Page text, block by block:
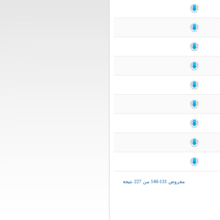
معروض 131-140 من 227 نتيجة